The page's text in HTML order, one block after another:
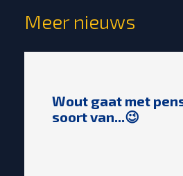
Meer nieuws
Wout gaat met
soort van...😉